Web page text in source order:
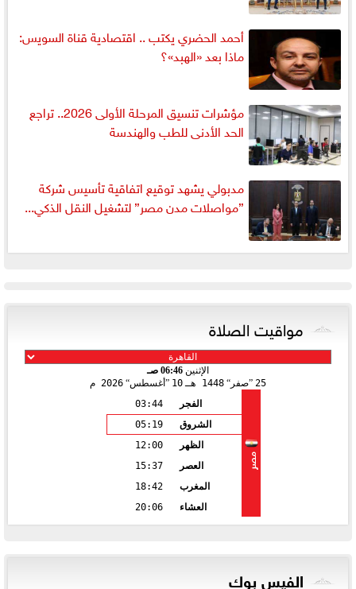
أحمد الحضري يكتب .. اقتصادية قناة السويس:
ماذا بعد «الهبد»؟
مؤشرات تنسيق المرحلة الأولى 2026.. تراجع
الحد الأدنى للطب والهندسة
مدبولي يشهد توقيع اتفاقية تأسيس شركة
”مواصلات مدن مصر” لتشغيل النقل الذكي...
مواقيت الصلاة
الإثنين 06:46 صـ
25 صفر 1448 هـ 10 أغسطس 2026 م
مصر
الفجر
03:44
الشروق
05:19
الظهر
12:00
العصر
15:37
المغرب
18:42
العشاء
20:06
الفيس بوك